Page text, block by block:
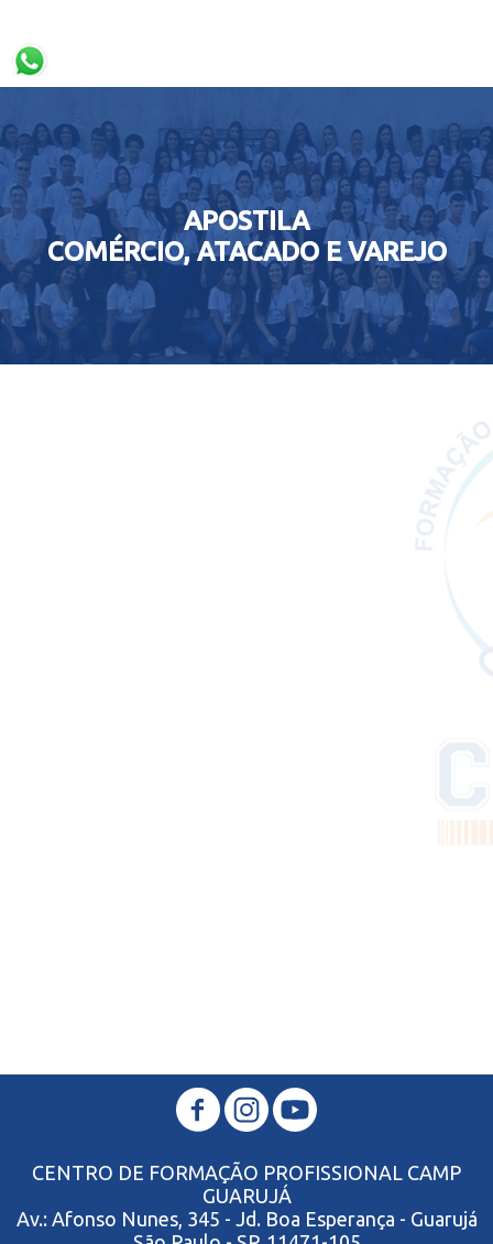
APOSTILA
COMÉRCIO, ATACADO E VAREJO
CENTRO DE FORMAÇÃO PROFISSIONAL CAMP
GUARUJÁ
Av.: Afonso Nunes, 345 - Jd. Boa Esperança - Guarujá